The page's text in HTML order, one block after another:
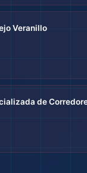
Veranillo
de